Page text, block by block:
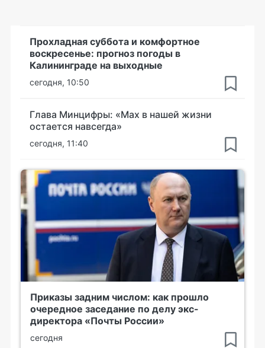
Прохладная суббота и комфортное
воскресенье: прогноз погоды в
Калининграде на выходные
сегодня, 10:50
Глава Минцифры: «Мах в нашей жизни
остается навсегда»
сегодня, 11:40
Приказы задним числом: как прошло
очередное заседание по делу экс-
директора «Почты России»
сегодня